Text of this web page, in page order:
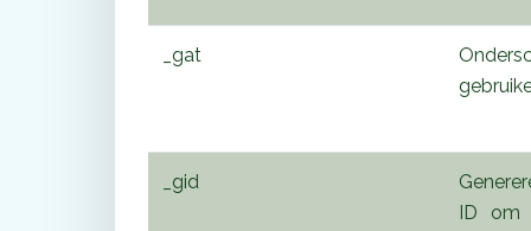
_gat
_gid
ID om